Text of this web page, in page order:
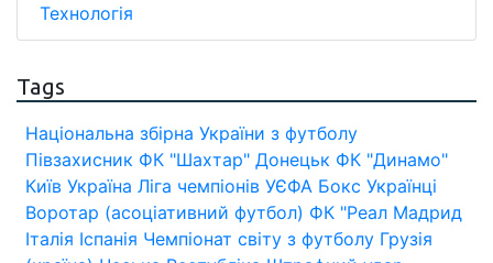
Технологія
Tags
Національна збірна України з футболу
Півзахисник ФК "Шахтар" Донецьк ФК "Динамо"
Київ Україна Ліга чемпіонів УЄФА Бокс Українці
Воротар (асоціативний футбол) ФК "Реал Мадрид
Італія Іспанія Чемпіонат світу з футболу Грузія